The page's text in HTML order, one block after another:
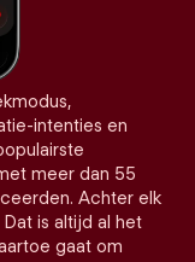
intenties en
meer dan 55
Achter elk
is altijd al het
gaat om